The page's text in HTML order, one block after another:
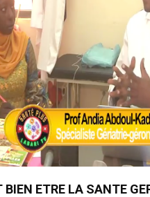
BIEN ETRE LA SANTE